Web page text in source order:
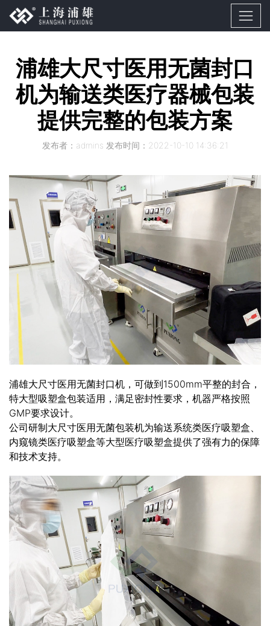
浦雄大尺寸医用无菌封口
机为输送类医疗器械包装
提供完整的包装方案
发布者：admins 发布时间：2022-10-10 14:36:21
浦雄大尺寸医用无菌封口机，可做到1500mm平整的封合，
特大型吸塑盒包装适用，满足密封性要求，机器严格按照
GMP要求设计。
公司研制大尺寸医用无菌包装机为输送系统类医疗吸塑盒、
内窥镜类医疗吸塑盒等大型医疗吸塑盒提供了强有力的保障
和技术支持。